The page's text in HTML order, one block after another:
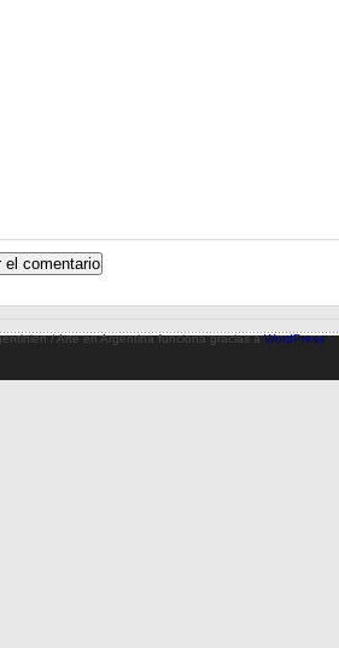
/ Arte en Argentina funciona gracias aWordPress